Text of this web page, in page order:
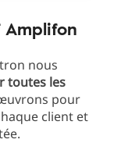
Amplifon
nous
toutes les
pour
client et